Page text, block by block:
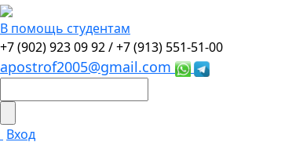
В помощь студентам
+7 (902) 923 09 92 /+7 (913) 551-51-00
apostrof2005@gmail.com
Вход